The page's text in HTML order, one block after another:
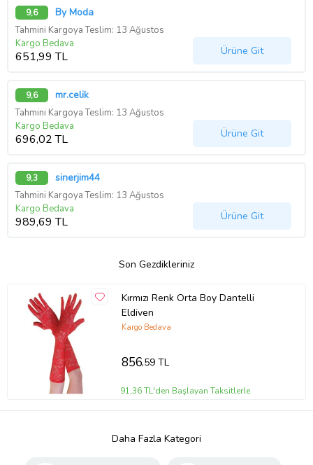
9,6 By Moda
Tahmini Kargoya Teslim: 13 Ağustos
Kargo Bedava
651,99 TL Ürüne Git
9,6 mr.celik
Tahmini Kargoya Teslim: 13 Ağustos
Kargo Bedava
696,02 TL Ürüne Git
9,3 sinerjim44
Tahmini Kargoya Teslim: 13 Ağustos
Kargo Bedava
989,69 TL Ürüne Git
Son Gezdikleriniz
Kırmızı Renk Orta Boy Dantelli
Eldiven
Kargo Bedava
856,59 TL
91,36 TL'den Başlayan Taksitlerle
Daha Fazla Kategori